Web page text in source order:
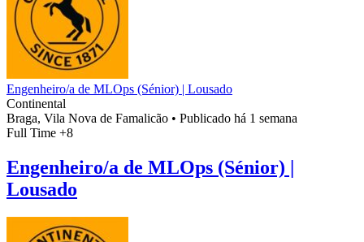
Engenheiro/a de MLOps (Sénior) | Lousado
Continental
Braga, Vila Nova de Famalicão • Publicado há 1 semana
Full Time +8
Engenheiro/a de MLOps (Sénior) |
Lousado